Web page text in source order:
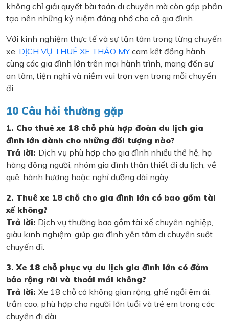
không chỉ giải quyết bài toán di chuyển mà còn góp phần
tạo nên những kỷ niệm đáng nhớ cho cả gia đình.
Với kinh nghiệm thực tế và sự tận tâm trong từng chuyến
xe, DỊCH VỤ THUÊ XE THẢO MYcam kết đồng hành
cùng các gia đình lớn trên mọi hành trình, mang đến sự
an tâm, tiện nghi và niềm vui trọn vẹn trong mỗi chuyến
đi.
10 Câu hỏi thường gặp
1. Cho thuê xe 18 chỗ phù hợp đoàn du lịch gia
đình lớn dành cho những đối tượng nào?
Trả lời: Dịch vụ phù hợp cho gia đình nhiều thế hệ, họ
hàng đông người, nhóm gia đình thân thiết đi du lịch, về
quê, hành hương hoặc nghỉ dưỡng dài ngày.
2. Thuê xe 18 chỗ cho gia đình lớn có bao gồm tài
xế không?
Trả lời: Dịch vụ thường bao gồm tài xế chuyên nghiệp,
giàu kinh nghiệm, giúp gia đình yên tâm di chuyển suốt
chuyến đi.
3. Xe 18 chỗ phục vụ du lịch gia đình lớn có đảm
bảo rộng rãi và thoải mái không?
Trả lời: Xe 18 chỗ có không gian rộng, ghế ngồi êm ái,
trần cao, phù hợp cho người lớn tuổi và trẻ em trong các
chuyến đi dài.